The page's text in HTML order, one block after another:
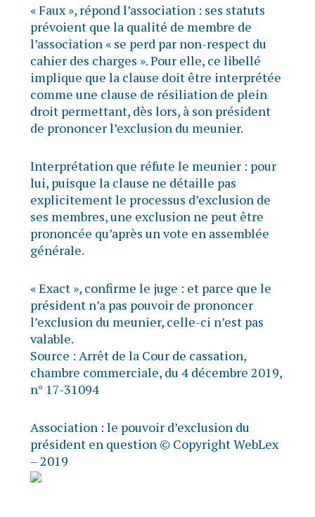
« Faux », répond l’association : ses statuts
prévoient que la qualité de membre de
l’association « se perd par non-respect du
cahier des charges ». Pour elle, ce libellé
implique que la clause doit être interprétée
comme une clause de résiliation de plein
droit permettant, dès lors, à son président
de prononcer l’exclusion du meunier.
Interprétation que réfute le meunier : pour
lui, puisque la clause ne détaille pas
explicitement le processus d’exclusion de
ses membres, une exclusion ne peut être
prononcée qu’après un vote en assemblée
générale.
« Exact », confirme le juge : et parce que le
président n’a pas pouvoir de prononcer
l’exclusion du meunier, celle-ci n’est pas
valable.
Source : Arrêt de la Cour de cassation,
chambre commerciale, du 4 décembre 2019,
n° 17-31094
Association : le pouvoir d’exclusion du
président en question © Copyright WebLex
– 2019